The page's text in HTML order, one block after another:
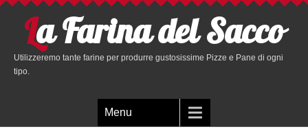
La Farina del Sacco
Utilizzeremo tante farine per produrre gustosissime Pizze e Pane di ogni
tipo.
Menu